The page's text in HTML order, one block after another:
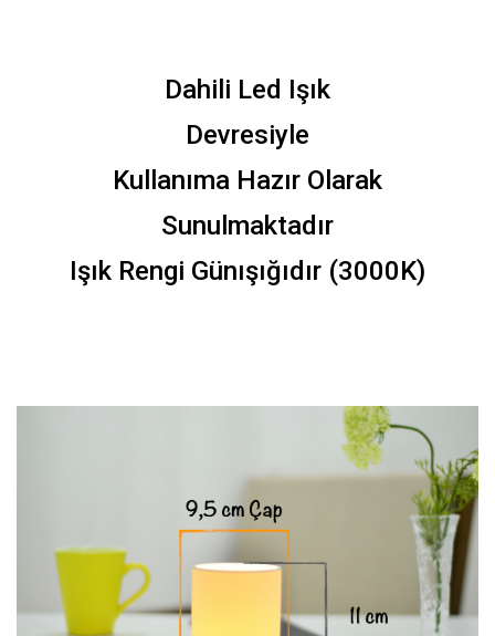
Dahili Led Işık
Devresiyle
Kullanıma Hazır Olarak
Sunulmaktadır
Işık Rengi Günışığıdır (3000K)